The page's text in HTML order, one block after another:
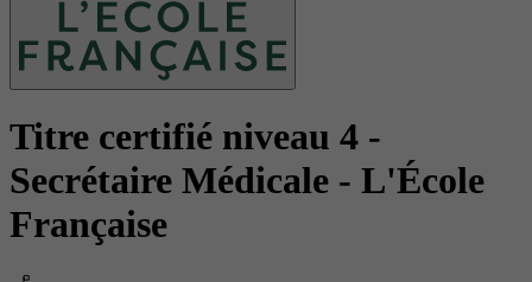
Titre certifié niveau 4 -
Secrétaire Médicale - L'École
Française